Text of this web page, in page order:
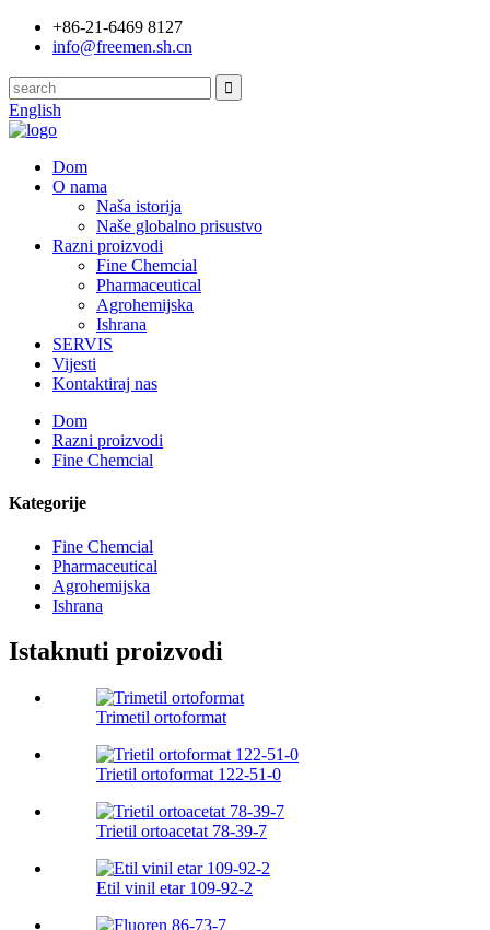
+86-21-6469 8127
info@freemen.sh.cn
English
Dom
O nama
Naša istorija
Naše globalno prisustvo
Razni proizvodi
Fine Chemcial
Pharmaceutical
Agrohemijska
Ishrana
SERVIS
Vijesti
Kontaktiraj nas
Dom
Razni proizvodi
Fine Chemcial
Kategorije
Fine Chemcial
Pharmaceutical
Agrohemijska
Ishrana
Istaknuti proizvodi
Trimetil ortoformat
Trietil ortoformat 122-51-0
Trietil ortoacetat 78-39-7
Etil vinil etar 109-92-2